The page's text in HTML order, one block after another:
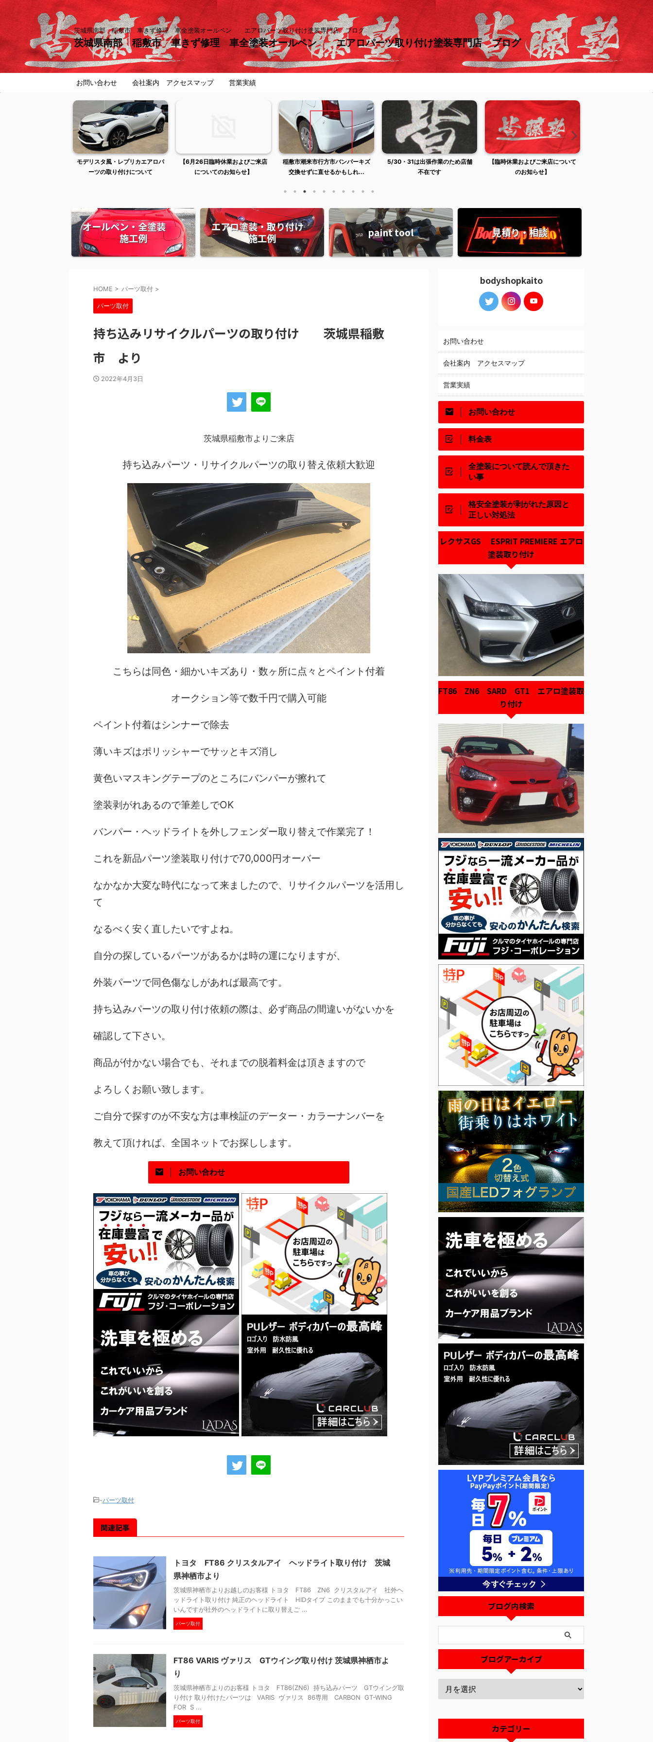
茨城県南部 稲敷市 車きず修理 車全塗装オールペン エアロパーツ取り付け塗装専門店 ブログ
茨城県南部 稲敷市 車きず修理 車全塗装オールペン エアロパーツ取り付け塗装専門店 ブログ
お問い合わせ 会社案内 アクセスマップ 営業実績
モデリスタ風・レプリカエアロパ
ーツの取り付けについて
【6月26日臨時休業およびご来店
についてのお知らせ】
稲敷市潮来市行方市バンパーキズ
交換せずに直せるかもしれ...
5/30・31は出張作業のため店舗
不在です
【臨時休業およびご来店について
のお知らせ】
オールペン・全塗装
施工例
エアロ塗装・取り付け
施工例
paint tool 見積り・相談
HOME > パーツ取付 >
パーツ取付
持ち込みリサイクルパーツの取り付け 茨城県稲敷
市 より
2022年4月3日
茨城県稲敷市よりご来店
持ち込みパーツ・リサイクルパーツの取り替え依頼大歓迎
こちらは同色・細かいキズあり・数ヶ所に点々とペイント付着
オークション等で数千円で購入可能
ペイント付着はシンナーで除去
薄いキズはポリッシャーでサッとキズ消し
黄色いマスキングテープのところにバンパーが擦れて
塗装剥がれあるので筆差しでOK
バンパー・ヘッドライトを外しフェンダー取り替えで作業完了！
これを新品パーツ塗装取り付けで70,000円オーバー
なかなか大変な時代になって来ましたので、リサイクルパーツを活用し
て
なるべく安く直したいですよね。
自分の探しているパーツがあるかは時の運になりますが、
外装パーツで同色傷なしがあれば最高です。
持ち込みパーツの取り付け依頼の際は、必ず商品の間違いがないかを
確認して下さい。
商品が付かない場合でも、それまでの脱着料金は頂きますので
よろしくお願い致します。
ご自分で探すのが不安な方は車検証のデーター・カラーナンバーを
教えて頂ければ、 全国ネットでお探しします。
お問い合わせ
-パーツ取付
関連記事
トヨタ FT86 クリスタルアイ ヘッドライト取り付け 茨城
県神栖市より
茨城県神栖市よりお越しのお客様 トヨタ FT86 ZN6 クリスタルアイ 社外ヘ
ッドライト取り付け 純正のヘッドライト HIDタイプ このままでも十分かっこい
いんですが社外のヘッドライトに取り替えご ...
パーツ取付
FT86 VARIS ヴァリス GTウイング取り付け 茨城県神栖市よ
り
茨城県神栖市よりのお客様 トヨタ FT86(ZN6) 持ち込みパーツ GTウイング取
り付け 取り付けたパーツは VARIS ヴァリス 86専用 CARBON GT-WING
FOR S ...
パーツ取付
bodyshopkaito
お問い合わせ
会社案内 アクセスマップ
営業実績
お問い合わせ
料金表
全塗装について読んで頂きた
い事
格安全塗装が剥がれた原因と
正しい対処法
レクサスGS ESPRIT PREMIERE エアロ
塗装取り付け
FT86 ZN6 SARD GT1 エアロ塗装取
り付け
ブログ内検索
ブログアーカイブ
カテゴリー